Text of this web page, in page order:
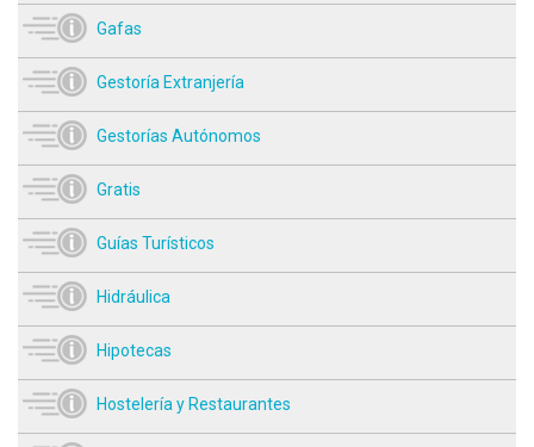
Gafas
Gestoría Extranjería
Gestorías Autónomos
Gratis
Guías Turísticos
Hidráulica
Hipotecas
Hostelería y Restaurantes